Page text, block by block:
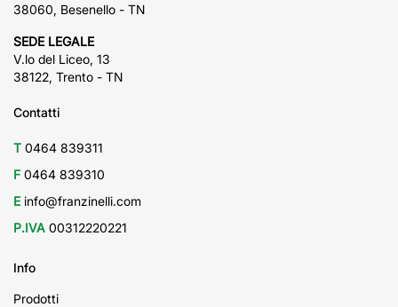
38060, Besenello - TN
SEDE LEGALE
V.lo del Liceo, 13
38122, Trento - TN
Contatti
T 0464 839311
F 0464 839310
E info@franzinelli.com
P.IVA 00312220221
Info
Prodotti